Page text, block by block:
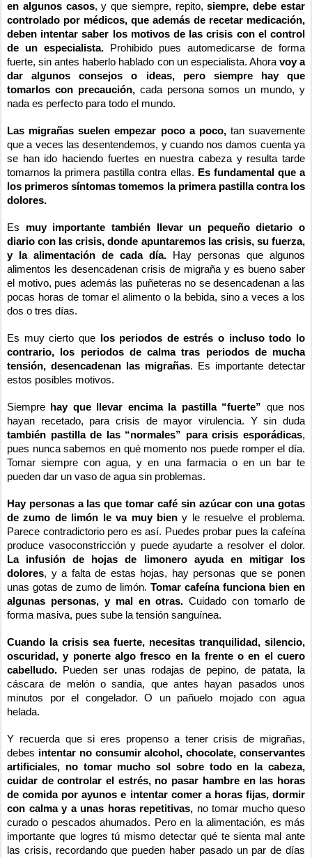
en algunos casos, y que siempre, repito,siempre, debe estar
controlado por médicos, que además de recetar medicación,
deben intentar saber los motivos de las crisis con el control
de un especialista. Prohibido pues automedicarse de forma
fuerte, sin antes haberlo hablado con un especialista. Ahora voy a
dar algunos consejos o ideas, pero siempre hay que
tomarlos con precaución, cada persona somos un mundo, y
nada es perfecto para todo el mundo.
Las migrañas suelen empezar poco a poco,tan suavemente
que a veces las desentendemos, y cuando nos damos cuenta ya
se han ido haciendo fuertes en nuestra cabeza y resulta tarde
tomarnos la primera pastilla contra ellas. Es fundamental que a
los primeros síntomas tomemos la primera pastilla contra los
dolores.
Es muy importante también llevar un pequeño dietario o
diario con las crisis, donde apuntaremos las crisis, su fuerza,
y la alimentación de cada día. Hay personas que algunos
alimentos les desencadenan crisis de migraña y es bueno saber
el motivo, pues además las puñeteras no se desencadenan a las
pocas horas de tomar el alimento o la bebida, sino a veces a los
dos o tres días.
Es muy cierto que
los periodos de estrés o incluso todo lo
contrario, los periodos de calma tras periodos de mucha
tensión, desencadenan las migrañas. Es importante detectar
estos posibles motivos.
Siempre hay que llevar encima la pastilla “fuerte” que nos
hayan recetado, para crisis de mayor virulencia. Y sin duda
también pastilla de las “normales” para crisis esporádicas,
pues nunca sabemos en qué momento nos puede romper el día.
Tomar siempre con agua, y en una farmacia o en un bar te
pueden dar un vaso de agua sin problemas.
Hay personas a las que tomar café sin azúcar con una gotas
de zumo de limón le va muy bieny le resuelve el problema.
Parece contradictorio pero es así. Puedes probar pues la cafeína
produce vasoconstricción y puede ayudarte a resolver el dolor.
La infusión de hojas de limonero ayuda en mitigar los
dolores, y a falta de estas hojas, hay personas que se ponen
unas gotas de zumo de limón. Tomar cafeína funciona bien en
algunas personas, y mal en otras. Cuidado con tomarlo de
forma masiva, pues sube la tensión sanguínea.
Cuando la crisis sea fuerte, necesitas tranquilidad, silencio,
oscuridad, y ponerte algo fresco en la frente o en el cuero
cabelludo. Pueden ser unas rodajas de pepino, de patata, la
cáscara de melón o sandía, que antes hayan pasados unos
minutos por el congelador. O un pañuelo mojado con agua
helada.
Y recuerda que si eres propenso a tener crisis de migrañas,
debes intentar no consumir alcohol, chocolate, conservantes
artificiales, no tomar mucho sol sobre todo en la cabeza,
cuidar de controlar el estrés, no pasar hambre en las horas
de comida por ayunos e intentar comer a horas fijas, dormir
con calma y a unas horas repetitivas, no tomar mucho queso
curado o pescados ahumados. Pero en la alimentación, es más
importante que logres tú mismo detectar qué te sienta mal ante
las crisis, recordando que pueden haber pasado un par de días